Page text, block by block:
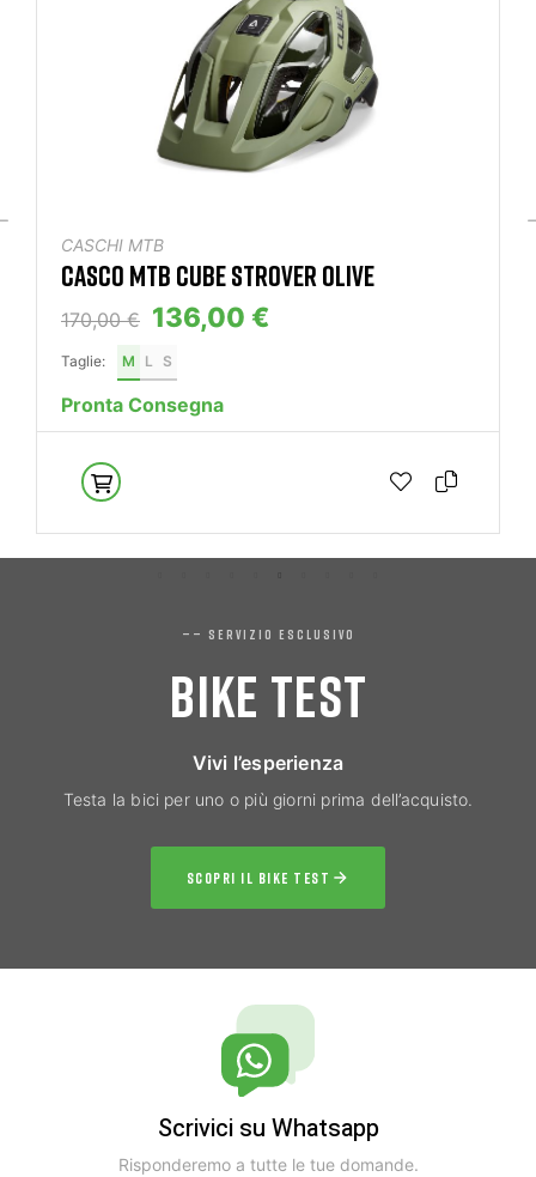
CASCHI MTB
CASCO MTB CUBE STROVER OLIVE
170,00 € 136,00 €
Taglie: M L S
Pronta Consegna
—— SERVIZIO ESCLUSIVO
BIKE TEST
Vivi l’esperienza
Testa la bici per uno o più giorni prima dell’acquisto.
SCOPRI IL BIKE TEST
Scrivici su Whatsapp
Risponderemo a tutte le tue domande.